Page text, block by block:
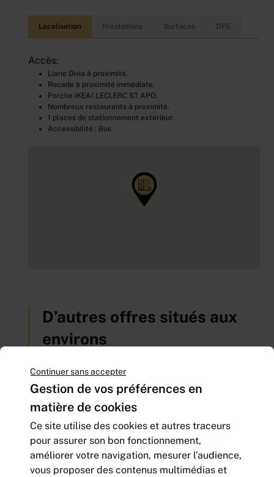
Localisation Prestations Surfaces DPE
Accès:
Liane Divia à proximité.
Rocade à proximité immédiate.
Porche IKEA/ LECLERC ST APO.
Nombreux restaurants à proximité.
1 places de stationnement extérieur.
Accessibilité : Bus
D’autres offres situés aux
environs
Continuer sans accepter
Gestion de vos préférences en
matière de cookies
Ce site utilise des cookies et autres traceurs
pour assurer son bon fonctionnement,
améliorer votre navigation, mesurer l’audience,
vous proposer des contenus multimédias et